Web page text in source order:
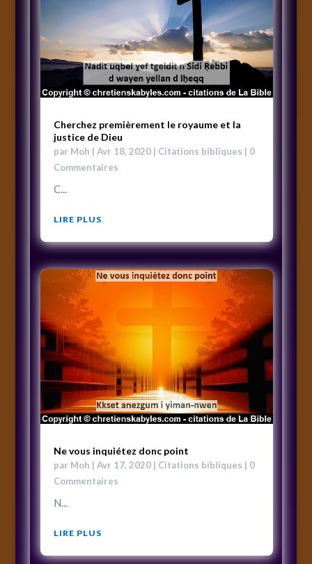
Cherchez premièrement le royaume et la
justice de Dieu
par Moh | Avr 18, 2020| Citations bibliques | 0
Commentaires
C...
LIRE PLUS
Ne vous inquiétez donc point
par Moh | Avr 17, 2020| Citations bibliques | 0
Commentaires
N...
LIRE PLUS